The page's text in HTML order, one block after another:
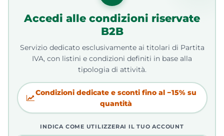
Accedi alle condizioni riservate
B2B
Servizio dedicato esclusivamente ai titolari di Partita
IVA, con listini e condizioni definiti in base alla
tipologia di attività.
Condizioni dedicate e sconti fino al −15% su
quantità
INDICA COME UTILIZZERAI IL TUO ACCOUNT